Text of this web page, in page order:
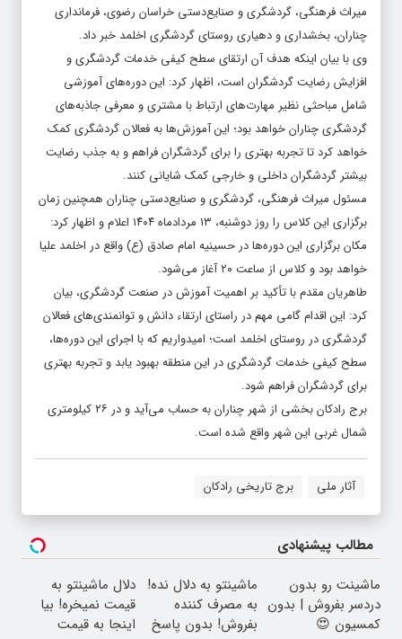
میراث فرهنگی، گردشگری و صنایع‌دستی خراسان رضوی، فرمانداری
چناران، بخشداری و دهیاری روستای گردشگری اخلمد خبر داد.
وی با بیان اینکه هدف آن ارتقای سطح کیفی خدمات گردشگری و
افزایش رضایت گردشگران است، اظهار کرد: این دوره‌های آموزشی
شامل مباحثی نظیر مهارت‌های ارتباط با مشتری و معرفی جاذبه‌های
گردشگری چناران خواهد بود؛ این آموزش‌ها به فعالان گردشگری کمک
خواهد کرد تا تجربه بهتری را برای گردشگران فراهم و به جذب رضایت
بیشتر گردشگران داخلی و خارجی کمک شایانی کنند.
مسئول میراث فرهنگی، گردشگری و صنایع‌دستی چناران همچنین زمان
برگزاری این کلاس‌ را روز دوشنبه، ۱۳ مردادماه ۱۴۰۴ اعلام و اظهار کرد:
مکان برگزاری این دوره‌ها در حسینیه امام صادق (ع) واقع در اخلمد علیا
خواهد بود و کلاس‌ از ساعت ۲۰ آغاز می‌شود.
طاهریان مقدم با تأکید بر اهمیت آموزش در صنعت گردشگری، بیان
کرد: این اقدام گامی مهم در راستای ارتقاء دانش و توانمندی‌های فعالان
گردشگری در روستای اخلمد است؛ امیدواریم که با اجرای این دوره‌ها،
سطح کیفی خدمات گردشگری در این منطقه بهبود یابد و تجربه بهتری
برای گردشگران فراهم شود.
برج رادکان بخشی از شهر چناران به حساب می‌آید و در ۲۶ کیلومتری
شمال غربی این شهر واقع شده است.
آثار ملی برج تاریخی رادکان
مطالب پیشنهادی
ماشینت رو بدون
دردسر بفروش | بدون
کمسیون 😍
ماشینتو به دلال نده!
به مصرف کننده
بفروش! بدون پاسخ
دلال ماشینتو به
قیمت نمیخره! بیا
اینجا به قیمت